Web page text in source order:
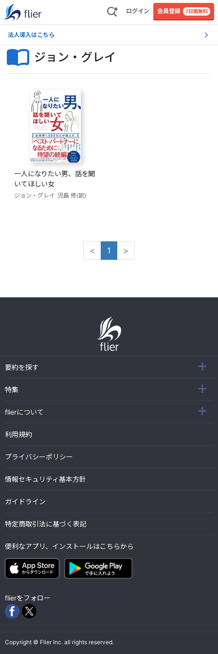
ログイン 会員登録 7日間無料
法人導入はこちら
ジョン・グレイ
一人になりたい男、話を聞
いてほしい女
ジョン・グレイ 児島 修(訳)
< 1 >
要約を探す
特集
flierについて
利用規約
プライバシーポリシー
情報セキュリティ基本方針
ガイドライン
特定商取引法に基づく表記
便利なアプリ、インストールはこちらから
flierをフォロー
Copyright © Flier Inc. all rights reserved.